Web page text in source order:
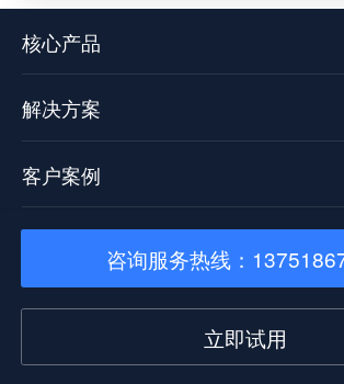
台技术发展迈向了新阶段。
核心产品
解决方案
客户案例
咨询服务热线：
立即试用